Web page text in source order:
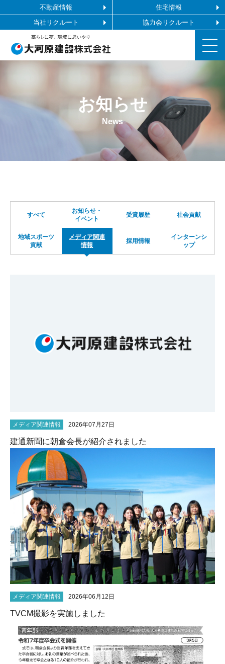
不動産情報
住宅情報
当社リクルート
協力会リクルート
協力会社の皆様へ
お問い合わせ
サイトマップ
施工ギャラリー お知らせ
News
すべて
お知らせ・
イベント
受賞履歴 社会貢献
地域スポーツ
貢献
メディア関連
情報
採用情報
インターンシ
ップ
メディア関連情報 2026年07月27日
建通新聞に朝倉会長が紹介されました
メディア関連情報 2026年06月12日
TVCM撮影を実施しました